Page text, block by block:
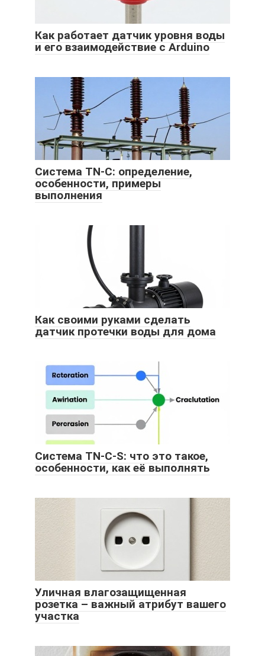
Как работает датчик уровня воды
и его взаимодействие с Arduino
Система TN-C: определение,
особенности, примеры
выполнения
Как своими руками сделать
датчик протечки воды для дома
Система TN-C-S: что это такое,
особенности, как её выполнять
Уличная влагозащищенная
розетка – важный атрибут вашего
участка